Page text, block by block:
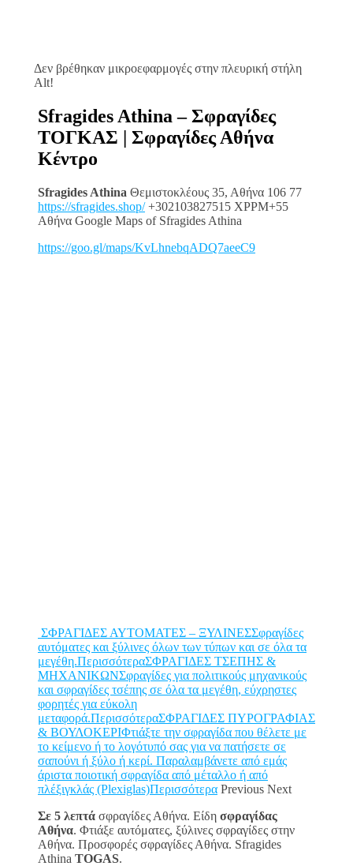
Δεν βρέθηκαν μικροεφαρμογές στην πλευρική στήλη
Alt!
Sfragides Athina – Σφραγίδες
ΤΟΓΚΑΣ | Σφραγίδες Αθήνα
Κέντρο
Sfragides Athina Θεμιστοκλέους 35, Αθήνα 106 77
https://sfragides.shop/+302103827515 XPPM+55
Αθήνα Google Maps of Sfragides Athina
https://goo.gl/maps/KvLhnebqADQ7aeeC9
ΣΦΡΑΓΙΔΕΣ ΑΥΤΟΜΑΤΕΣ – ΞΥΛΙΝΕΣΣφραγίδες
αυτόματες και ξύλινες όλων των τύπων και σε όλα τα
μεγέθη.ΠερισσότεραΣΦΡΑΓΙΔΕΣ ΤΣΕΠΗΣ &
ΜΗΧΑΝΙΚΩΝΣφραγίδες για πολιτικούς μηχανικούς
και σφραγίδες τσέπης σε όλα τα μεγέθη, εύχρηστες
φορητές για εύκολη
μεταφορά.ΠερισσότεραΣΦΡΑΓΙΔΕΣ ΠΥΡΟΓΡΑΦΙΑΣ
& ΒΟΥΛΟΚΕΡΙΦτιάξτε την σφραγίδα που θέλετε με
το κείμενο ή το λογότυπό σας για να πατήσετε σε
σαπούνι ή ξύλο ή κερί. Παραλαμβάνετε από εμάς
άριστα ποιοτική σφραγίδα από μέταλλο ή από
πλέξιγκλάς (Plexiglas)Περισσότερα Previous Next
Σε 5 λεπτά σφραγίδες Αθήνα. Είδη σφραγίδας
Αθήνα. Φτιάξε αυτόματες, ξύλινες σφραγίδες στην
Αθήνα. Προσφορές σφραγίδες Αθήνα. Sfragides
Athina TOGAS.